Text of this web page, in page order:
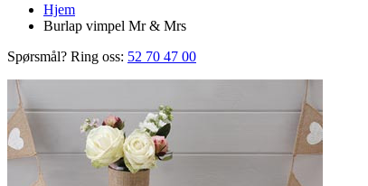
Hjem
Burlap vimpel Mr & Mrs
Spørsmål? Ring oss: 52 70 47 00